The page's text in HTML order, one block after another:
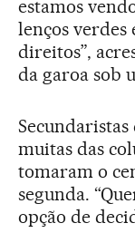
estamos
lenços
direitos”,
da garoa sob
Secundaristas
muitas das
tomaram o
segunda.
opção de